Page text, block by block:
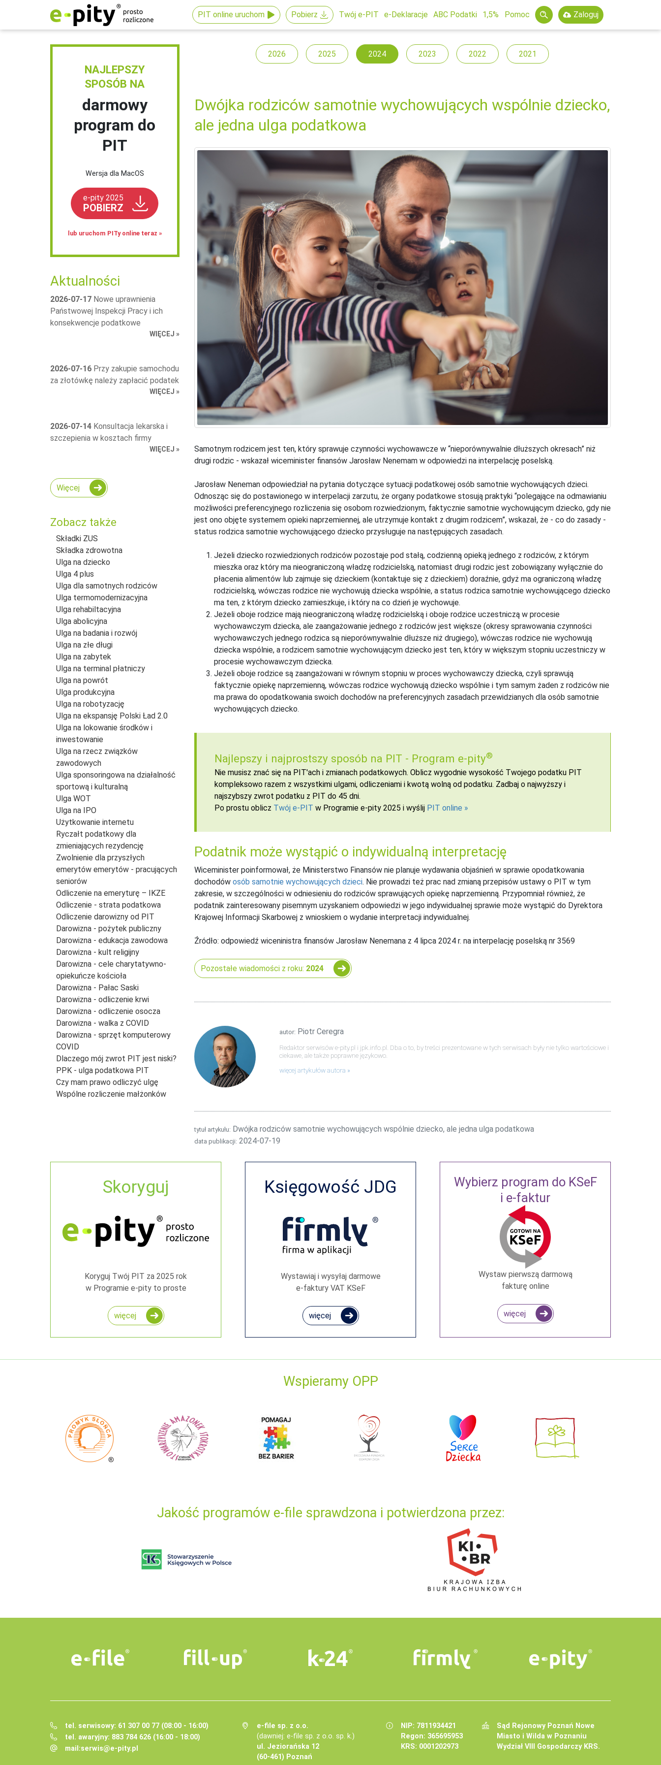
PIT online uruchom Pobierz Twój e-PIT e-Deklaracje ABC Podatki 1,5% Pomoc Zaloguj
NAJLEPSZY
SPOSÓB NA
darmowy
program do
PIT
Wersja dla MacOS
e-pity 2025
POBIERZ
lub uruchom PITy online teraz »
Aktualności
2026-07-17 Nowe uprawnienia
Państwowej Inspekcji Pracy i ich
konsekwencje podatkowe
WIĘCEJ »
2026-07-16 Przy zakupie samochodu
za złotówkę należy zapłacić podatek
WIĘCEJ »
2026-07-14 Konsultacja lekarska i
szczepienia w kosztach firmy
WIĘCEJ »
Więcej
Zobacz także
Składki ZUS
Składka zdrowotna
Ulga na dziecko
Ulga 4 plus
Ulga dla samotnych rodziców
Ulga termomodernizacyjna
Ulga rehabiltacyjna
Ulga abolicyjna
Ulga na badania i rozwój
Ulga na złe długi
Ulga na zabytek
Ulga na terminal płatniczy
Ulga na powrót
Ulga produkcyjna
Ulga na robotyzację
Ulga na ekspansję Polski Ład 2.0
Ulga na lokowanie środków i
inwestowanie
Ulga na rzecz związków
zawodowych
Ulga sponsoringowa na działalność
sportową i kulturalną
Ulga WOT
Ulga na IPO
Użytkowanie internetu
Ryczałt podatkowy dla
zmieniających rezydencję
Zwolnienie dla przyszłych
emerytów emerytów - pracujących
seniorów
Odliczenie na emeryturę – IKZE
Odliczenie - strata podatkowa
Odliczenie darowizny od PIT
Darowizna - pożytek publiczny
Darowizna - edukacja zawodowa
Darowizna - kult religijny
Darowizna - cele charytatywno-
opiekuńcze kościoła
Darowizna - Pałac Saski
Darowizna - odliczenie krwi
Darowizna - odliczenie osocza
Darowizna - walka z COVID
Darowizna - sprzęt komputerowy
COVID
Dlaczego mój zwrot PIT jest niski?
PPK - ulga podatkowa PIT
Czy mam prawo odliczyć ulgę
Wspólne rozliczenie małżonków
2026 2025 2024 2023 2022 2021
Dwójka rodziców samotnie wychowujących wspólnie dziecko,
ale jedna ulga podatkowa
Samotnym rodzicem jest ten, który sprawuje czynności wychowawcze w “nieporównywalnie dłuższych okresach” niż
drugi rodzic - wskazał wiceminister finansów Jarosław Nenemam w odpowiedzi na interpelację poselską.
Jarosław Neneman odpowiedział na pytania dotyczące sytuacji podatkowej osób samotnie wychowujących dzieci.
Odnosząc się do postawionego w interpelacji zarzutu, że organy podatkowe stosują praktyki “polegające na odmawianiu
możliwości preferencyjnego rozliczenia się osobom rozwiedzionym, faktycznie samotnie wychowującym dziecko, gdy nie
jest ono objęte systemem opieki naprzemiennej, ale utrzymuje kontakt z drugim rodzicem”, wskazał, że - co do zasady -
status rodzica samotnie wychowującego dziecko przysługuje na następujących zasadach.
Jeżeli dziecko rozwiedzionych rodziców pozostaje pod stałą, codzienną opieką jednego z rodziców, z którym
mieszka oraz który ma nieograniczoną władzę rodzicielską, natomiast drugi rodzic jest zobowiązany wyłącznie do
płacenia alimentów lub zajmuje się dzieckiem (kontaktuje się z dzieckiem) doraźnie, gdyż ma ograniczoną władzę
rodzicielską, wówczas rodzice nie wychowują dziecka wspólnie, a status rodzica samotnie wychowującego dziecko
ma ten, z którym dziecko zamieszkuje, i który na co dzień je wychowuje.
Jeżeli oboje rodzice mają nieograniczoną władzę rodzicielską i oboje rodzice uczestniczą w procesie
wychowawczym dziecka, ale zaangażowanie jednego z rodziców jest większe (okresy sprawowania czynności
wychowawczych jednego rodzica są nieporównywalnie dłuższe niż drugiego), wówczas rodzice nie wychowują
dziecka wspólnie, a rodzicem samotnie wychowującym dziecko jest ten, który w większym stopniu uczestniczy w
procesie wychowawczym dziecka.
Jeżeli oboje rodzice są zaangażowani w równym stopniu w proces wychowawczy dziecka, czyli sprawują
faktycznie opiekę naprzemienną, wówczas rodzice wychowują dziecko wspólnie i tym samym żaden z rodziców nie
ma prawa do opodatkowania swoich dochodów na preferencyjnych zasadach przewidzianych dla osób samotnie
wychowujących dziecko.
Najlepszy i najprostszy sposób na PIT - Program e-pity®
Nie musisz znać się na PIT'ach i zmianach podatkowych. Oblicz wygodnie wysokość Twojego podatku PIT
kompleksowo razem z wszystkimi ulgami, odliczeniami i kwotą wolną od podatku. Zadbaj o najwyższy i
najszybszy zwrot podatku z PIT do 45 dni.
Po prostu oblicz Twój e-PIT w Programie e-pity 2025 i wyślij PIT online
Podatnik może wystąpić o indywidualną interpretację
Wiceminister poinformował, że Ministerstwo Finansów nie planuje wydawania objaśnień w sprawie opodatkowania
dochodów osób samotnie wychowujących dzieci. Nie prowadzi też prac nad zmianą przepisów ustawy o PIT w tym
zakresie, w szczególności w odniesieniu do rodziców sprawujących opiekę naprzemienną. Przypomniał również, że
podatnik zainteresowany pisemnym uzyskaniem odpowiedzi w jego indywidualnej sprawie może wystąpić do Dyrektora
Krajowej Informacji Skarbowej z wnioskiem o wydanie interpretacji indywidualnej.
Źródło: odpowiedź wiceninistra finansów Jarosław Nenemana z 4 lipca 2024 r. na interpelację poselską nr 3569
Pozostałe wiadomości z roku: 2024
autor: Piotr Ceregra
Redaktor serwisów e-pity.pl i jpk.info.pl. Dba o to, by treści prezentowane w tych serwisach były nie tylko wartościowe i
ciekawe, ale także poprawne językowo.
więcej artykułów autora
tytuł artykułu: Dwójka rodziców samotnie wychowujących wspólnie dziecko, ale jedna ulga podatkowa
data publikacji: 2024-07-19
Skoryguj
Koryguj Twój PIT za 2025 rok
w Programie e-pity to proste
więcej
Księgowość JDG
Wystawiaj i wysyłaj darmowe
e‑faktury VAT KSeF
więcej
Wybierz program do KSeF
i e-faktur
Wystaw pierwszą darmową
fakturę online
więcej
Wspieramy OPP
Jakość programów e-file sprawdzona i potwierdzona przez:
tel. serwisowy: 61 307 00 77 (08:00 - 16:00)
tel. awaryjny: 883 784 626 (16:00 - 18:00)
mail:serwis@e-pity.pl
e-file sp. z o.o.
(dawniej: e-file sp. z o.o. sp. k.)
ul. Jeziorańska 12
(60-461) Poznań
NIP: 7811934421
Regon: 365695953
KRS: 0001202973
Sąd Rejonowy Poznań Nowe
Miasto i Wilda w Poznaniu
Wydział VIII Gospodarczy KRS.